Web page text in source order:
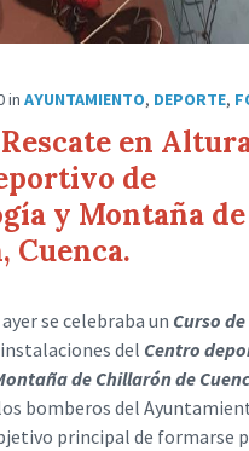
in AYUNTAMIENTO, DEPORTE,
en
de
y Montaña de
Cuenca.
se celebraba un Curso
del Centro
de Chillarón de
bomberos del
principal de formarse